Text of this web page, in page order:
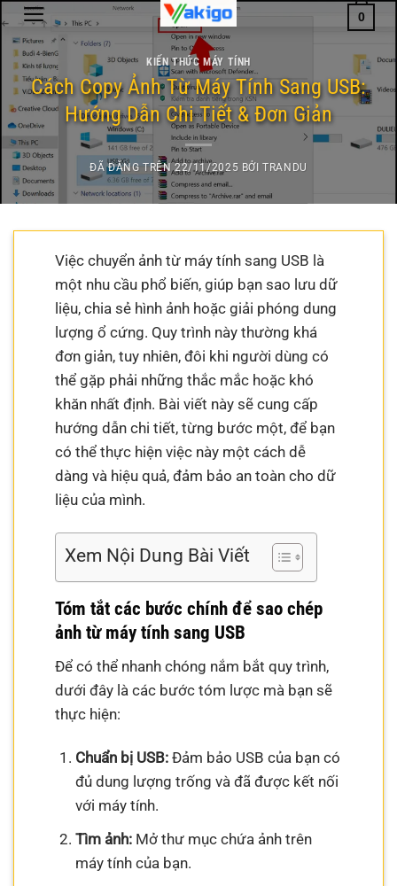
Chuyển
đến
nội
dung
0
KIẾN THỨC MÁY TÍNH
Cách Copy Ảnh Từ Máy Tính Sang USB:
Hướng Dẫn Chi Tiết & Đơn Giản
ĐÃ ĐĂNG TRÊN22/11/2025 BỞITRANDU
Việc chuyển ảnh từ máy tính sang USB là
một nhu cầu phổ biến, giúp bạn sao lưu dữ
liệu, chia sẻ hình ảnh hoặc giải phóng dung
lượng ổ cứng. Quy trình này thường khá
đơn giản, tuy nhiên, đôi khi người dùng có
thể gặp phải những thắc mắc hoặc khó
khăn nhất định. Bài viết này sẽ cung cấp
hướng dẫn chi tiết, từng bước một, để bạn
có thể thực hiện việc này một cách dễ
dàng và hiệu quả, đảm bảo an toàn cho dữ
liệu của mình.
Xem Nội Dung Bài Viết
Tóm tắt các bước chính để sao chép
ảnh từ máy tính sang USB
Để có thể nhanh chóng nắm bắt quy trình,
dưới đây là các bước tóm lược mà bạn sẽ
thực hiện:
Chuẩn bị USB:Đảm bảo USB của bạn có
đủ dung lượng trống và đã được kết nối
với máy tính.
Tìm ảnh:Mở thư mục chứa ảnh trên
máy tính của bạn.